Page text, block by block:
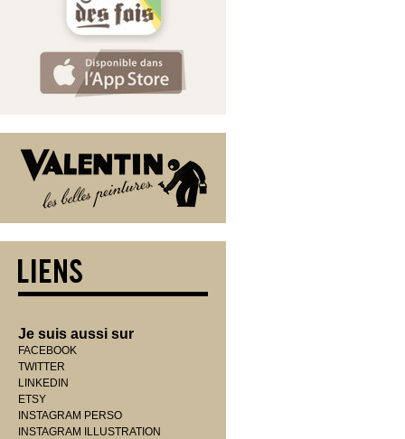
Je suis aussi sur
FACEBOOK
TWITTER
LINKEDIN
ETSY
INSTAGRAM PERSO
INSTAGRAM ILLUSTRATION